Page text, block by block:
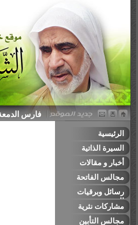
فارس الدمعة
الرئيسية
السيرة الذاتية
أخبار و مقالات
مجالس الفاتحة
رسائل وبرقيات
التعزية
مشاركات نثرية
وشعرية
مجالس التأبين